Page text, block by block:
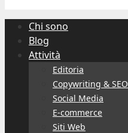
Chi sono
Blog
Attività
Editoria
Copywriting & SEO
Social Media
E-commerce
Siti Web